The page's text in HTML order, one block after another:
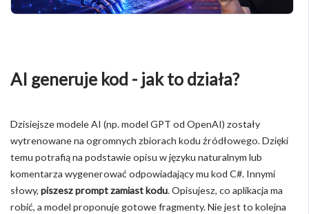
AI generuje kod - jak to działa?
Dzisiejsze modele AI (np. model GPT od OpenAI) zostały
wytrenowane na ogromnych zbiorach kodu źródłowego. Dzięki
temu potrafią na podstawie opisu w języku naturalnym lub
komentarza wygenerować odpowiadający mu kod C#. Innymi
słowy, piszesz prompt zamiast kodu. Opisujesz, co aplikacja ma
robić, a model proponuje gotowe fragmenty. Nie jest to kolejna